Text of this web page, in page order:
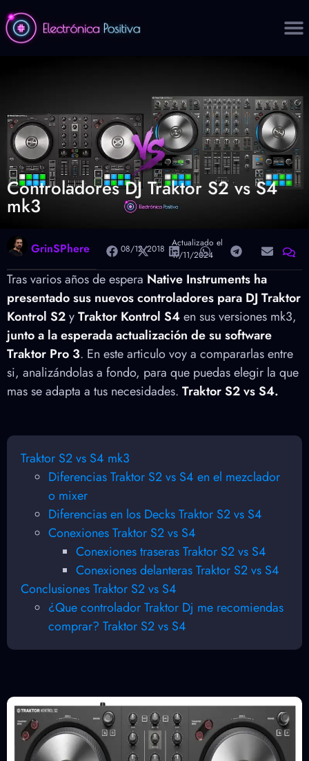
Controladores DJ Traktor S2 vs S4
mk3
GrinSPhere 08/12/2018
Actualizado el
17/11/2024
Tras varios años de espera Native Instruments ha
presentado sus nuevos controladores para DJ Traktor
Kontrol S2yTraktor Kontrol S4en sus versiones mk3,
junto a la esperada actualización de su software
Traktor Pro 3. En este articulo voy a compararlas entre
si, analizándolas a fondo, para que puedas elegir la que
mas se adapta a tus necesidades. Traktor S2 vs S4.
Traktor S2 vs S4 mk3
Diferencias Traktor S2 vs S4 en el mezclador
o mixer
Diferencias en los Decks Traktor S2 vs S4
Conexiones Traktor S2 vs S4
Conexiones traseras Traktor S2 vs S4
Conexiones delanteras Traktor S2 vs S4
Conclusiones Traktor S2 vs S4
¿Que controlador Traktor Dj me recomiendas
comprar? Traktor S2 vs S4